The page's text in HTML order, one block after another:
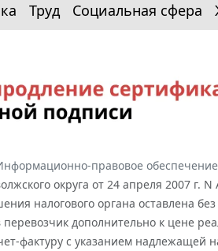
Труд Социальная сфера
правовое обеспечение
округа от 24 апреля 2007
налогового органа оставлена
перевозчик дополнительно к цене
фактуру с указанием надлежащей